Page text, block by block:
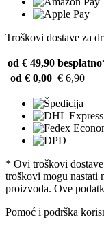
Troškovi dostave za
od € 49,90
od € 0,00 € 6,90
* Ovi troškovi dostave
troškovi mogu nastati
proizvoda. Ove
Pomoć i podrška